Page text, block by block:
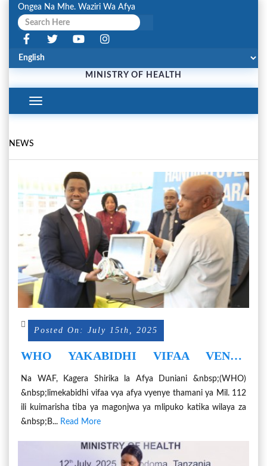
Ongea Na Mhe. Waziri Wa Afya
MINISTRY OF HEALTH
Toggle
Navigation
NEWS
Posted On: July 15th, 2025
WHO YAKABIDHI VIFAA VENYE
MAGONJWA YA MILIPUKO KAGERA
Na WAF, Kagera Shirika la Afya Duniani &nbsp;(WHO)
&nbsp;limekabidhi vifaa vya afya vyenye thamani ya Mil. 112
ili kuimarisha tiba ya magonjwa ya mlipuko katika wilaya za
&nbsp;B... Read More